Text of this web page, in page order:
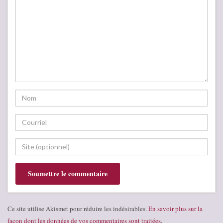
Ce site utilise Akismet pour réduire les indésirables. En savoir plus sur la
façon dont les données de vos commentaires sont traitées.